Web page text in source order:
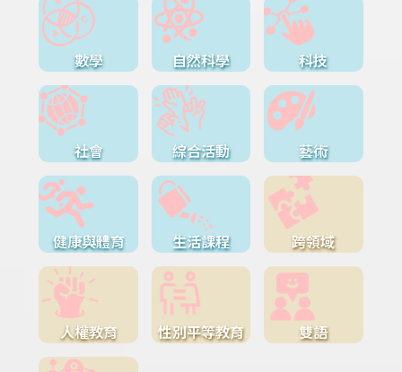
數學 自然科學 科技
社會 綜合活動 藝術
健康與體育 生活課程 跨領域
人權教育 性別平等教育 雙語